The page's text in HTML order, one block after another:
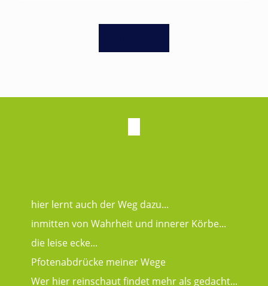
hier lernt auch der Weg dazu...
inmitten von Wahrheit und innerer Körbe...
die leise ecke...
Pfotenabdrücke meiner Wege
Wer hier reinschaut findet mehr als gedacht...